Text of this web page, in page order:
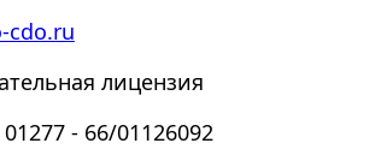
cdo.ru
лицензия
- 66/01126092